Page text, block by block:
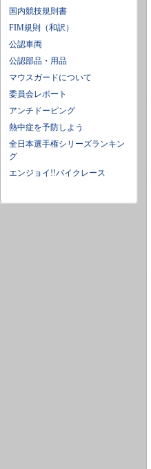
国内競技規則書
FIM規則（和訳）
公認車両
公認部品・用品
マウスガードについて
委員会レポート
アンチドーピング
熱中症を予防しよう
全日本選手権シリーズランキン
グ
エンジョイ!!バイクレース